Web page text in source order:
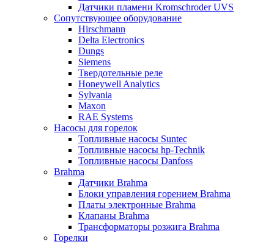
Датчики пламени Kromschroder UVS
Сопутствующее оборудование
Hirschmann
Delta Electronics
Dungs
Siemens
Твердотельные реле
Honeywell Analytics
Sylvania
Maxon
RAE Systems
Насосы для горелок
Топливные насосы Suntec
Топливные насосы hp-Technik
Топливные насосы Danfoss
Brahma
Датчики Brahma
Блоки управления горением Brahma
Платы электронные Brahma
Клапаны Brahma
Трансформаторы розжига Brahma
Горелки